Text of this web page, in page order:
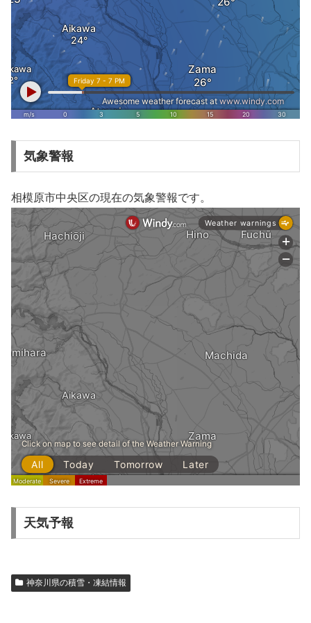
気象警報
相模原市中央区の現在の気象警報です。
天気予報
神奈川県の積雪・凍結情報